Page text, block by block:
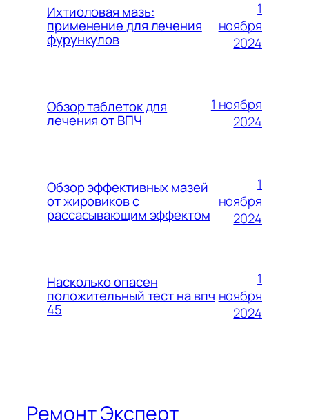
Ихтиоловая мазь:
применение для лечения
фурункулов
1
ноября
2024
Обзор таблеток для
лечения от ВПЧ
1 ноября
2024
Обзор эффективных мазей
от жировиков с
рассасывающим эффектом
1
ноября
2024
Насколько опасен
положительный тест на впч
45
1
ноября
2024
Ремонт Эксперт